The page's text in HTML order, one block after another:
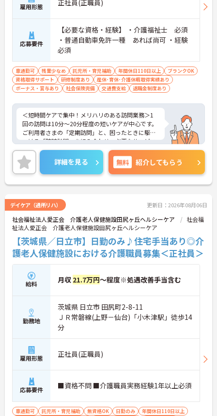
雇用形態 正社員(正職員)
応募要件
【必要な資格・経験】 ・介護福祉士 必須
・普通自動車免許一種 あれば尚可 ・経験
必須
車通勤可 残業少なめ 託児所・育児補助 年間休日110日以上
ブランクOK
資格取得サポート
研修制度あり
産休･育休･介護休暇取得実績あり
ボーナス・賞与あり
社会保険完備 交通費支給 退職金制度あり
＜短時間ケアで集中！メリハリのある訪問業務＞1
回の訪問は10分～20分程度の短いケアが中心です。
ご利用者さまの「定期訪問」と、困ったときに駆け
つける「随時訪問」を組み合わせ、必要なサービス
を必要な分だけお届けします。長時間拘束されるケ
アではないため、テキパキとメリハリをつけて働き
たい方にぴったりのお仕事です。
＜しっかり休んでリフレッシュできる環境＞年間公
休は110日あり、月8～10日のお休みが確保されてい
暇が＋3日付与されるのも嬉しいポイント（入社時
期による）。仕事だけでなく、プライベートの時間
もしっかり大切にできるため、無理なく長く続けら
れる環境です。
詳細を見る 無料 紹介してもらう
デイケア（通所リハ） 更新日：2026年08月06日
社会福祉法人愛正会 介護老人保健施設田尻ヶ丘ヘルシーケア
社会福
祉法人愛正会 介護老人保健施設田尻ヶ丘ヘルシーケア
【茨城県／日立市】日勤のみ♪住宅手当あり◎介
護老人保健施設における介護職員募集＜正社員＞
給料 月収 21.7万円～程度※処遇改善手当含む
勤務地
茨城県 日立市 田尻町2-8-11
ＪＲ常磐線(上野－仙台)「小木津駅」徒歩14
分
雇用形態 正社員(正職員)
応募要件 ■資格不問 ■介護職員実務経験1年以上必須
車通勤可 託児所・育児補助 無資格OK 日勤のみ
年間休日110日以上